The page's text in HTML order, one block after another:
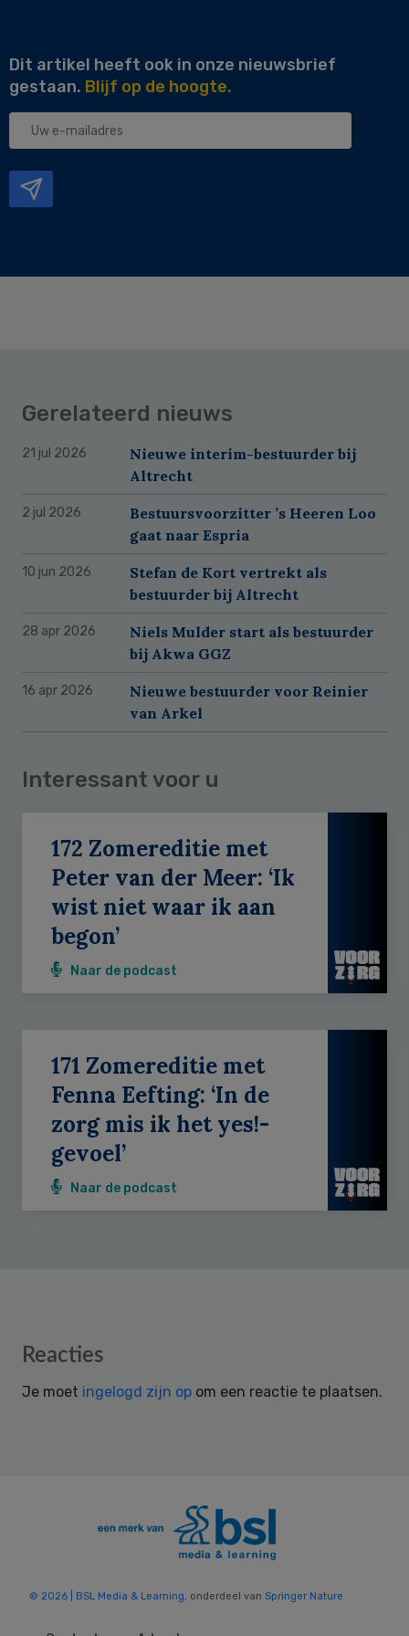
Dit artikel heeft ook in onze nieuwsbrief
gestaan. Blijf op de hoogte.
Uw
Gerelateerd nieuws
21 jul 2026
Nieuwe interim-bestuurder bij
Altrecht
2 jul 2026
Bestuursvoorzitter ’s Heeren Loo
gaat naar Espria
10 jun 2026
Stefan de Kort vertrekt als
bestuurder bij Altrecht
28 apr 2026
Niels Mulder start als bestuurder
bij Akwa GGZ
16 apr 2026
Nieuwe bestuurder voor Reinier
van Arkel
Interessant voor u
172 Zomereditie met
Peter van der Meer: ‘Ik
wist niet waar ik aan
begon’
Naar de podcast
171 Zomereditie met
Fenna Eefting: ‘In de
zorg mis ik het yes!-
gevoel’
Naar de podcast
Reader
Reacties
Je moet ingelogd zijn op om een reactie te plaatsen.
© 2026 | BSL Media & Learning, onderdeel van Springer Nature